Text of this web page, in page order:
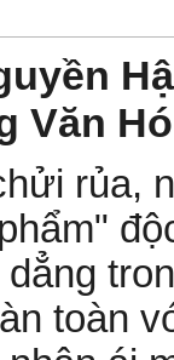
Văn
rủa,
dẳng
toàn